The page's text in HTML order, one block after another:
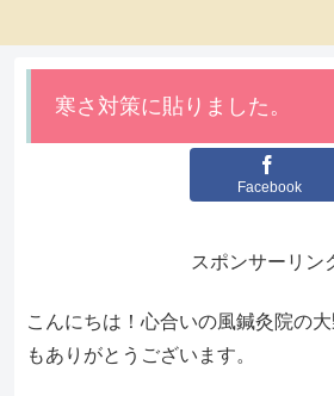
寒さ対策に貼りました。
Facebook
スポンサーリン
こんにちは！心合いの風鍼灸院の
もありがとうございます。